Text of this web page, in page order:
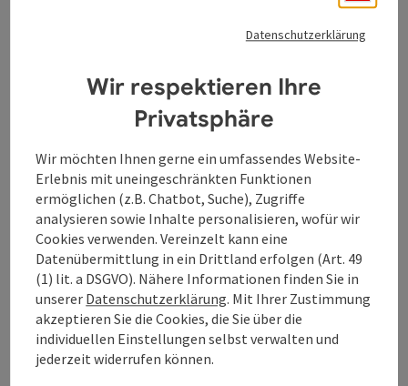
Öffnungszeiten
Ausstattung
Preise
Anreise/Lage
Eignung
Datenschutzerklärung
Wir respektieren Ihre
Privatsphäre
Wir möchten Ihnen gerne ein umfassendes Website-
Erlebnis mit uneingeschränkten Funktionen
ermöglichen (z.B. Chatbot, Suche), Zugriffe
analysieren sowie Inhalte personalisieren, wofür wir
Cookies verwenden. Vereinzelt kann eine
Datenübermittlung in ein Drittland erfolgen (Art. 49
(1) lit. a DSGVO). Nähere Informationen finden Sie in
unserer Datenschutzerklärung. Mit Ihrer Zustimmung
akzeptieren Sie die Cookies, die Sie über die
individuellen Einstellungen selbst verwalten und
jederzeit widerrufen können.